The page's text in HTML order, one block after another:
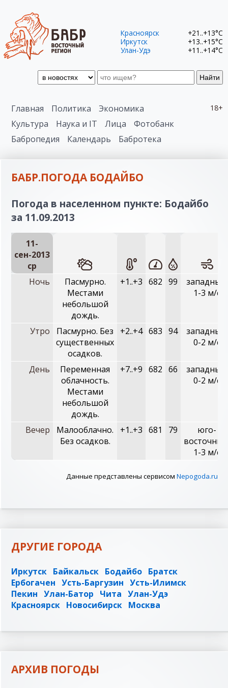
Найти
Красноярск
+21..+13°C
Иркутск
+13..+15°C
Улан-Удэ
+11..+14°C
18+
Главная Политика
Экономика
Культура
Наука и IT Лица
Фотобанк
Бабропедия
Календарь Бабротека
БАБР.ПОГОДА БОДАЙБО
Погода в населенном пункте: Бодайбо
за 11.09.2013
11-
сен-2013
ср
Ночь
Пасмурно.
Местами
небольшой
дождь.
+1..+3 682 99
западный,
1-3 м/с
Утро
Пасмурно. Без
существенных
осадков.
+2..+4 683 94
западный,
0-2 м/с
День
Переменная
облачность.
Местами
небольшой
дождь.
+7..+9 682 66
западный,
0-2 м/с
Вечер
Малооблачно.
Без осадков.
+1..+3 681 79
юго-
1-3 м/с
Данные представлены сервисом Nepogoda.ru
ДРУГИЕ ГОРОДА
Иркутск Байкальск Бодайбо Братск
Ербогачен Усть-Баргузин Усть-Илимск
Пекин Улан-Батор Чита Улан-Удэ
Красноярск Новосибирск Москва
АРХИВ ПОГОДЫ